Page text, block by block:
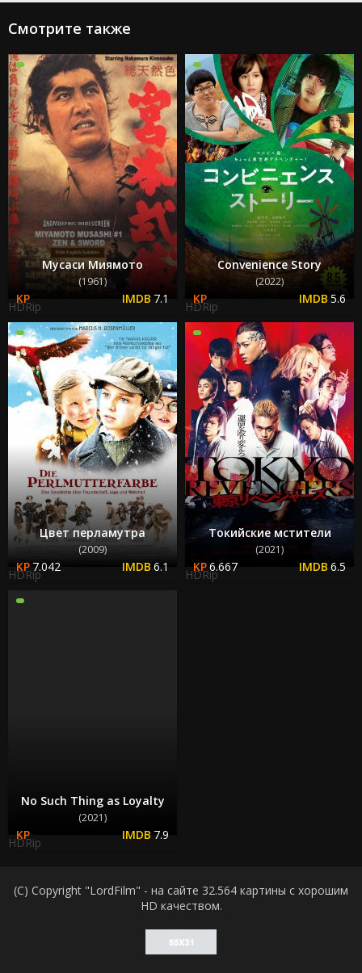
Смотрите также
Мусаси Миямото
(1961)
7.1
HDRip
Convenience Story
(2022)
5.6
HDRip
Цвет перламутра
(2009)
7.042 6.1
HDRip
Токийские мстители
(2021)
6.667 6.5
HDRip
No Such Thing as Loyalty
(2021)
7.9
HDRip
(C) Copyright "LordFilm" - на сайте 32.564 картины с хорошим
HD качеством.